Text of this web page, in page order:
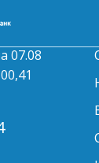
07.08